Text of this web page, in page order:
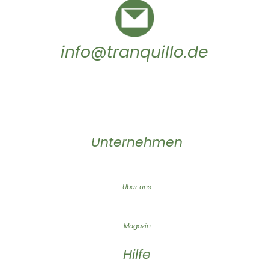
info@tranquillo.de
Unternehmen
Über uns
Magazin
Hilfe